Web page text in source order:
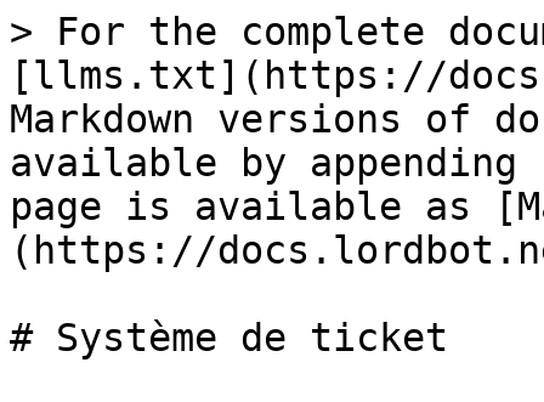
> For the complete
[llms.txt](https://
Markdown versions of
available by
page is available as
(https://
# Système de ticket